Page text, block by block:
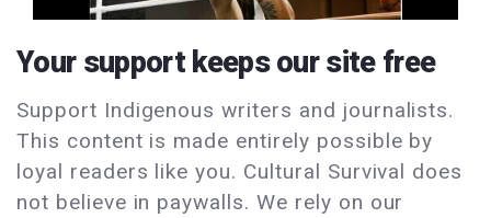
Your support keeps our site free
Support Indigenous writers and journalists.
This content is made entirely possible by
loyal readers like you. Cultural Survival does
not believe in paywalls. We rely on our